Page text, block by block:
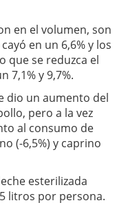
en el volumen, son
en un 6,6% y los
que se reduzca el
7,1% y 9,7%.
dio un aumento del
pero a la vez
al consumo de
(-6,5%) y caprino
esterilizada
litros por persona.